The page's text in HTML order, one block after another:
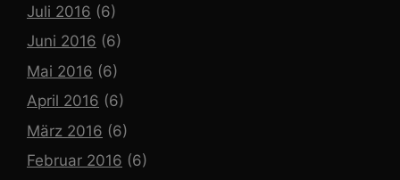
Juli 2016 (6)
Juni 2016 (6)
Mai 2016 (6)
April 2016 (6)
März 2016 (6)
Februar 2016 (6)